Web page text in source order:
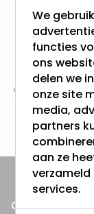
Gratis
Vanaf
& 100
Altijd uit
3000m2 -
ONZE
We
functies
ons
delen we
onze site
media,
partners
aan ze
verzameld
services.